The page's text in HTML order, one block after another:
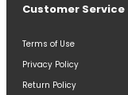
Customer Service
Terms of Use
Privacy Policy
Return Policy